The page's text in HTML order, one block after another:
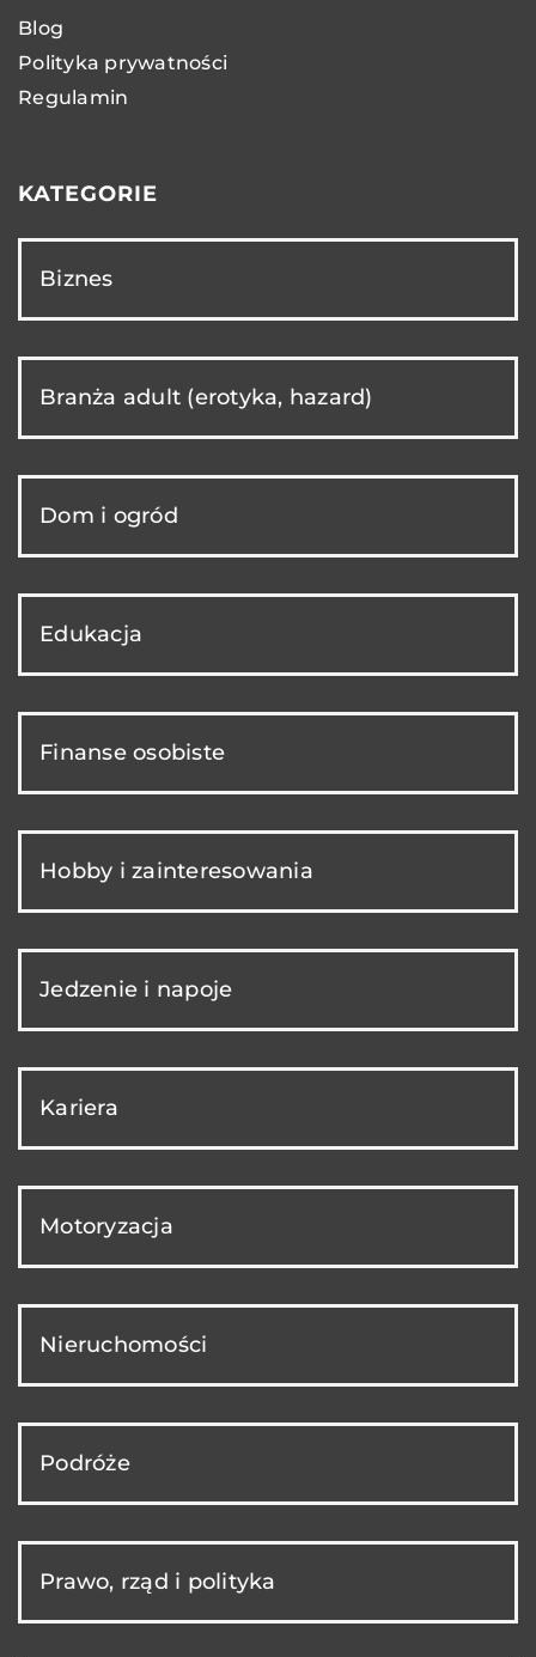
Blog
Polityka prywatności
Regulamin
KATEGORIE
Biznes
Branża adult (erotyka, hazard)
Dom i ogród
Edukacja
Finanse osobiste
Hobby i zainteresowania
Jedzenie i napoje
Kariera
Motoryzacja
Nieruchomości
Podróże
Prawo, rząd i polityka